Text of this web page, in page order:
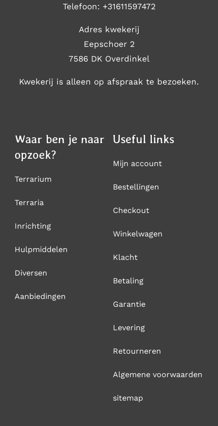
Telefoon: +31611597472
Adres kwekerij
Eepschoer 2
7586 DK Overdinkel
Kwekerij is alleen op afspraak te bezoeken.
Waar ben je naar
opzoek?
Terrarium
Terraria
Inrichting
Hulpmiddelen
Diversen
Aanbiedingen
Useful links
Mijn account
Bestellingen
Checkout
Winkelwagen
Klacht
Betaling
Garantie
Levering
Retourneren
Algemene voorwaarden
sitemap